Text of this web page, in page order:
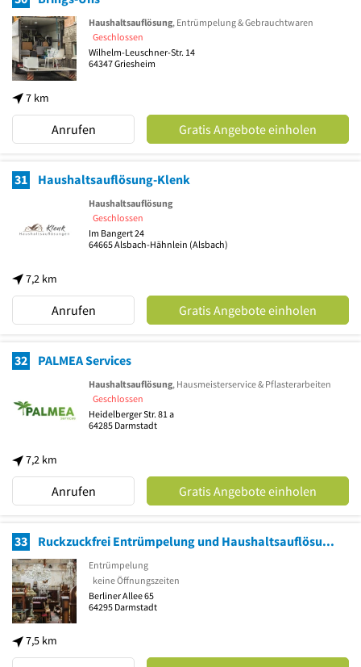
7 km
Haushaltsauflösung, Entrümpelung & Gebrauchtwaren
Geschlossen
Wilhelm-Leuschner-Str. 14
64347Griesheim
Anrufen Gratis Angebote einholen
31 Haushaltsauflösung-Klenk
7,2 km
Haushaltsauflösung
Geschlossen
Im Bangert 24
64665Alsbach-Hähnlein (Alsbach)
Anrufen Gratis Angebote einholen
32 PALMEA Services
7,2 km
Haushaltsauflösung, Hausmeisterservice & Pflasterarbeiten
Geschlossen
Heidelberger Str. 81 a
64285 Darmstadt
Anrufen Gratis Angebote einholen
33 Ruckzuckfrei Entrümpelung und Haushaltsauflösung Darmstadt
7,5 km
Entrümpelung
keine Öffnungszeiten
Berliner Allee 65
64295 Darmstadt